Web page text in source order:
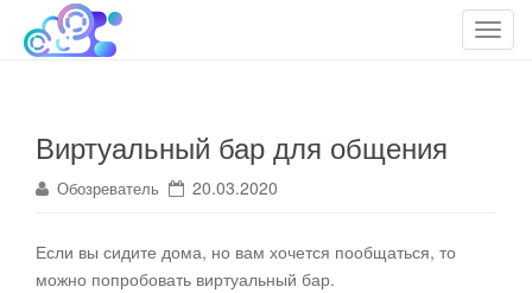
T
Облако технологий
cloudteh.ru
Виртуальный бар для общения
Обозреватель 20.03.2020
Если вы сидите дома, но вам хочется пообщаться, то
можно попробовать виртуальный бар.